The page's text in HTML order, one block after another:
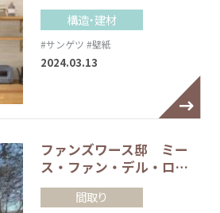
構造・建材
#サンゲツ #壁紙
2024.03.13
ファンズワース邸 ミー
ス・ファン・デル・ロ…
間取り